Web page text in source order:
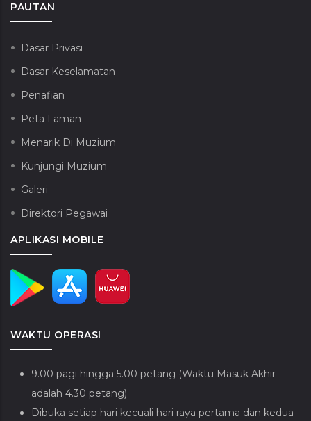
PAUTAN
Dasar Privasi
Dasar Keselamatan
Penafian
Peta Laman
Menarik Di Muzium
Kunjungi Muzium
Galeri
Direktori Pegawai
APLIKASI MOBILE
WAKTU OPERASI
9.00 pagi hingga 5.00 petang (Waktu Masuk Akhir
adalah 4.30 petang)
Dibuka setiap hari kecuali hari raya pertama dan kedua